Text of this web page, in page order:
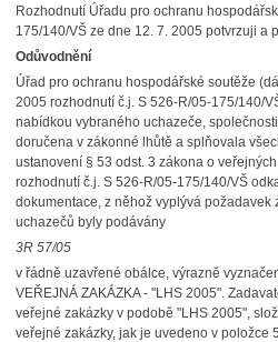
Rozhodnutí Úřadu pro ochranu
175/140/VŠ ze dne 12. 7. 2005 potvrzuji a
Odůvodnění
Úřad pro ochranu hospodářské soutěže
2005 rozhodnutí č.j. S 526-R/05-175/140/
nabídkou vybraného uchazeče,
doručena v zákonné lhůtě a splňovala
ustanovení § 53 odst. 3 zákona o
rozhodnutí č.j. S 526-R/05-175/140/VŠ
dokumentace, z něhož vyplývá požadavek
uchazečů byly podávány
3R 57/05
v řádně uzavřené obálce, výrazně
VEŘEJNÁ ZAKÁZKA - "LHS 2005".
veřejné zakázky v podobě "LHS 2005",
veřejné zakázky, jak je uvedeno v položce